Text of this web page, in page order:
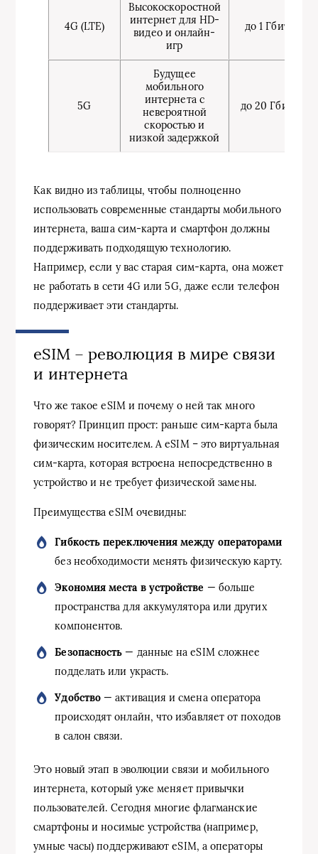
4G (LTE)
Высокоскоростной
интернет для HD-
видео и онлайн-
игр
до 1 Гбит/с
5G
Будущее
мобильного
интернета с
невероятной
скоростью и
низкой задержкой
до 20 Гбит/с
Как видно из таблицы, чтобы полноценно
использовать современные стандарты мобильного
интернета, ваша сим-карта и смартфон должны
поддерживать подходящую технологию.
Например, если у вас старая сим-карта, она может
не работать в сети 4G или 5G, даже если телефон
поддерживает эти стандарты.
eSIM – революция в мире связи
и интернета
Что же такое eSIM и почему о ней так много
говорят? Принцип прост: раньше сим-карта была
физическим носителем. А eSIM – это виртуальная
сим-карта, которая встроена непосредственно в
устройство и не требует физической замены.
Преимущества eSIM очевидны:
Гибкость переключения между операторами
без необходимости менять физическую карту.
Экономия места в устройстве — больше
пространства для аккумулятора или других
компонентов.
Безопасность — данные на eSIM сложнее
подделать или украсть.
Удобство — активация и смена оператора
происходят онлайн, что избавляет от походов
в салон связи.
Это новый этап в эволюции связи и мобильного
интернета, который уже меняет привычки
пользователей. Сегодня многие флагманские
смартфоны и носимые устройства (например,
умные часы) поддерживают eSIM, а операторы